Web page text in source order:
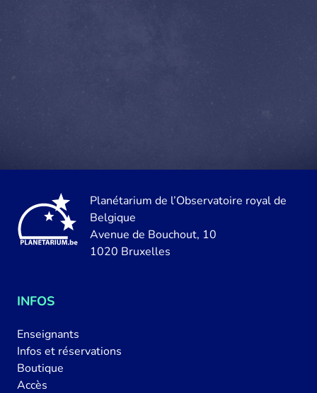
Planétarium de l’Observatoire royal de
Belgique
Avenue de Bouchout, 10
1020 Bruxelles
INFOS
Enseignants
Infos et réservations
Boutique
Accès